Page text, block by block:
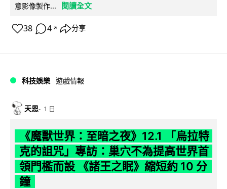
意影像製作...
閱讀全文
38 4 ↗ 分享
科技娛樂 遊戲情報
天恩 1 日
《魔獸世界：至暗之夜》12.1 「烏拉特
克的詛咒」專訪：巢穴不為提高世界首
領門檻而設 《諸王之眠》縮短約 10 分
鐘